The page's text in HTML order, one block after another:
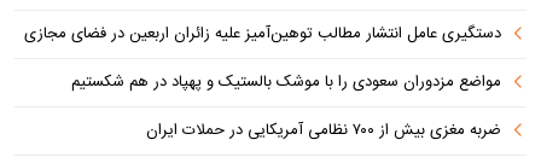
دستگیری عامل انتشار مطالب توهین‌آمیز علیه زائران اربعین در فضای مجازی
مواضع مزدوران سعودی را با موشک بالستیک و پهپاد در هم شکستیم
ضربه مغزی بیش از ۷۰۰ نظامی آمریکایی در حملات ایران